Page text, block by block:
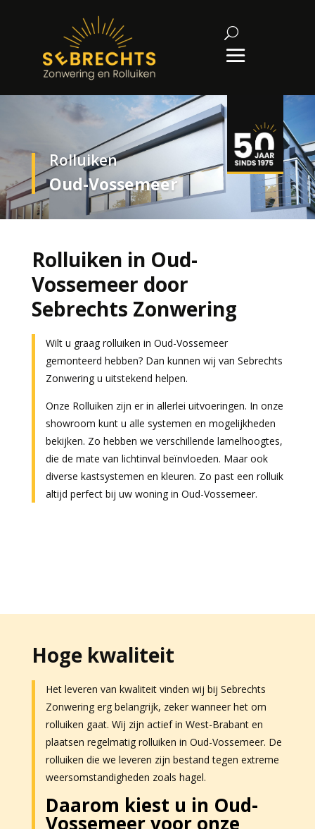
Rolluiken
Oud-Vossemeer
Rolluiken in Oud-
Vossemeer door
Sebrechts Zonwering
Wilt u graag rolluiken in Oud-Vossemeer
gemonteerd hebben? Dan kunnen wij van Sebrechts
Zonwering u uitstekend helpen.
Onze Rolluiken zijn er in allerlei uitvoeringen. In onze
showroom kunt u alle systemen en mogelijkheden
bekijken. Zo hebben we verschillende lamelhoogtes,
die de mate van lichtinval beïnvloeden. Maar ook
diverse kastsystemen en kleuren. Zo past een rolluik
altijd perfect bij uw woning in Oud-Vossemeer.
Hoge kwaliteit
Het leveren van kwaliteit vinden wij bij Sebrechts
Zonwering erg belangrijk, zeker wanneer het om
rolluiken gaat. Wij zijn actief in West-Brabant en
plaatsen regelmatig rolluiken in Oud-Vossemeer. De
rolluiken die we leveren zijn bestand tegen extreme
weersomstandigheden zoals hagel.
Daarom kiest u in Oud-
Vossemeer voor onze